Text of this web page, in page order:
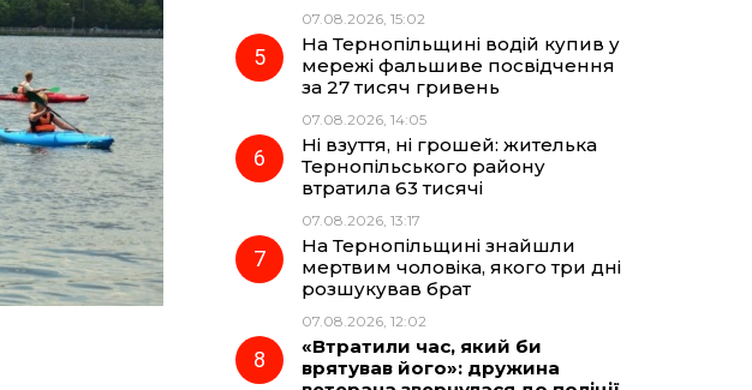
07.08.2026, 15:02
На Тернопільщині водій купив у
мережі фальшиве посвідчення
за 27 тисяч гривень
07.08.2026, 14:05
Ні взуття, ні грошей: жителька
Тернопільського району
втратила 63 тисячі
07.08.2026, 13:17
На Тернопільщині знайшли
мертвим чоловіка, якого три дні
розшукував брат
07.08.2026, 12:02
«Втратили час, який би
врятував його»: дружина